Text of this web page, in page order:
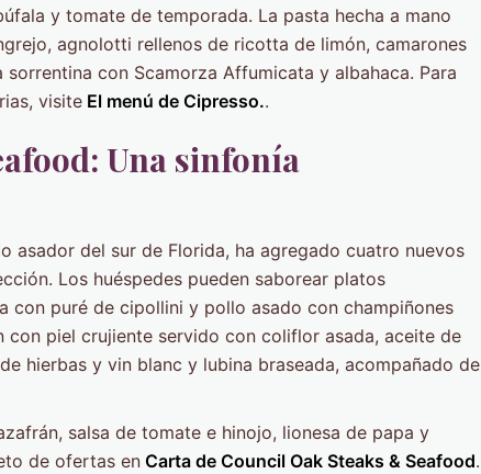
y tomate de temporada. La pasta hecha a mano
agnolotti rellenos de ricotta de limón, camarones
con Scamorza Affumicata y albahaca. Para
visite El menú de Cipresso..
Una sinfonía
asador del sur de Florida, ha agregado cuatro nuevos
Los huéspedes pueden saborear platos
con puré de cipollini y pollo asado con champiñones
con piel crujiente servido con coliflor asada, aceite de
hierbas y vin blanc y lubina braseada, acompañado de
salsa de tomate e hinojo, lionesa de papa y
de ofertas en Carta de Council Oak Steaks & Seafood.